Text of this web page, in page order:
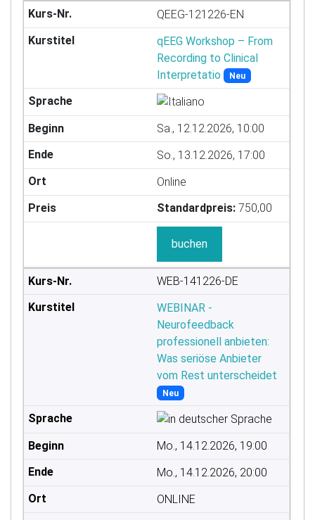
QEEG-121226-EN
qEEG Workshop – From
Recording to Clinical
Interpretatio
Neu
Sa., 12.12.2026, 10:00
So., 13.12.2026, 17:00
Online
Standardpreis: 750,00
buchen
WEB-141226-DE
WEBINAR -
Neurofeedback
professionell anbieten:
Was seriöse Anbieter
vom Rest unterscheidet
Neu
Mo., 14.12.2026, 19:00
Mo., 14.12.2026, 20:00
ONLINE